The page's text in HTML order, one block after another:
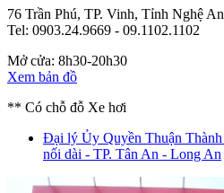
76 Trần Phú, TP. Vinh, Tỉnh Nghệ An
Tel: 0903.24.9669 - 09.1102.1102
Mở cửa: 8h30-20h30
Xem bản đồ
** Có chỗ đỗ Xe hơi
Đại lý Ủy Quyền Thuận Thành
nối dài - TP. Tân An - Long An